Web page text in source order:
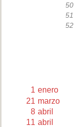
50
51
52
1 enero
21 marzo
8 abril
11 abril